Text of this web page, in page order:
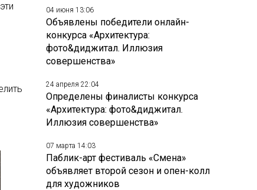
04 июня 13:06
Объявлены победители онлайн-
конкурса «Архитектура:
фото&диджитал. Иллюзия
совершенства»
24 апреля 22:04
Определены финалисты конкурса
«Архитектура: фото&диджитал.
Иллюзия совершенства»
07 марта 14:03
Паблик-арт фестиваль «Смена»
объявляет второй сезон и опен-колл
для художников